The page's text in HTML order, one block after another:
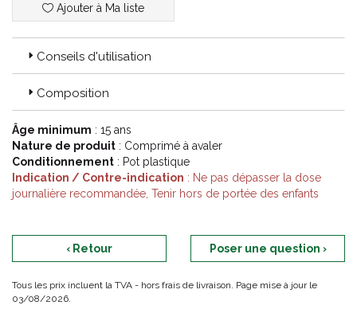
Ajouter à Ma liste
Conseils d'utilisation
Composition
Âge minimum : 15 ans
Nature de produit : Comprimé à avaler
Conditionnement : Pot plastique
Indication / Contre-indication : Ne pas dépasser la dose
journalière recommandée, Tenir hors de portée des enfants
‹ Retour Poser une question ›
Tous les prix incluent la TVA - hors frais de livraison. Page mise à jour le
03/08/2026.